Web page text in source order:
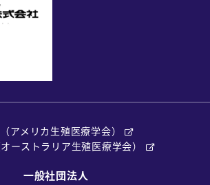
アメリカ生殖医療学会）
ーストラリア生殖医療学会）
一般社団法人